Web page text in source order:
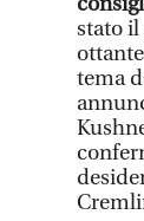
stato
tema